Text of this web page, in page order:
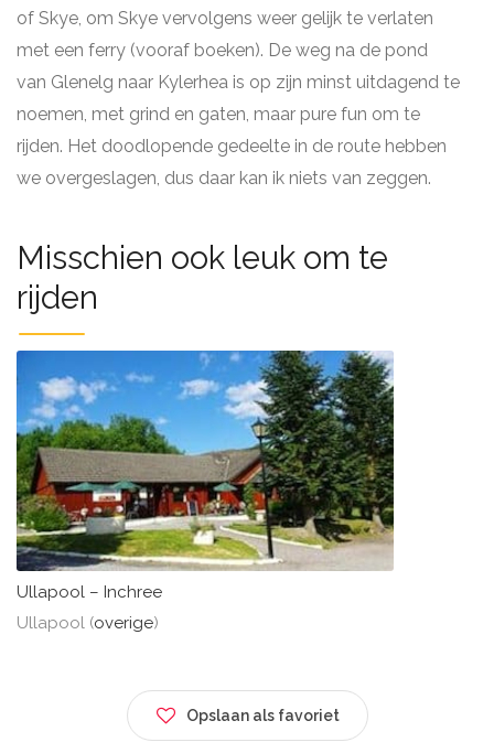
of Skye, om Skye vervolgens weer gelijk te verlaten
met een ferry (vooraf boeken). De weg na de pond
van Glenelg naar Kylerhea is op zijn minst uitdagend te
noemen, met grind en gaten, maar pure fun om te
rijden. Het doodlopende gedeelte in de route hebben
we overgeslagen, dus daar kan ik niets van zeggen.
Misschien ook leuk om te
rijden
Ullapool – Inchree
Ullapool (overige)
Opslaan als favoriet